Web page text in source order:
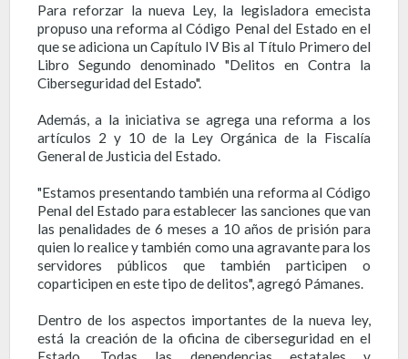
Para reforzar la nueva Ley, la legisladora emecista
propuso una reforma al Código Penal del Estado en el
que se adiciona un Capítulo IV Bis al Título Primero del
Libro Segundo denominado "Delitos en Contra la
Ciberseguridad del Estado".
Además, a la iniciativa se agrega una reforma a los
artículos 2 y 10 de la Ley Orgánica de la Fiscalía
General de Justicia del Estado.
"Estamos presentando también una reforma al Código
Penal del Estado para establecer las sanciones que van
las penalidades de 6 meses a 10 años de prisión para
quien lo realice y también como una agravante para los
servidores públicos que también participen o
coparticipen en este tipo de delitos", agregó Pámanes.
Dentro de los aspectos importantes de la nueva ley,
está la creación de la oficina de ciberseguridad en el